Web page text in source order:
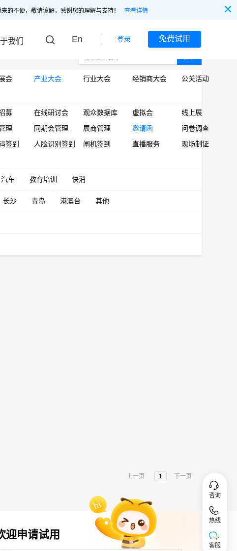
的不便，敬请谅解，感谢您的理解与支持！ 查看详情
我们 En 登录 免费试用
会 产业大会 行业大会 经销商大会
公关活动
募 在线研讨会 观众数据库 虚拟会
线上展
理 同期会管理 展商管理 邀请函
问卷调查
签到 人脸识别签到 闸机签到 直播服务
现场制证
汽车 教育培训 快消
长沙 青岛 港澳台 其他
上一页 1 下一页
迎申请试用
咨询
热线
客服